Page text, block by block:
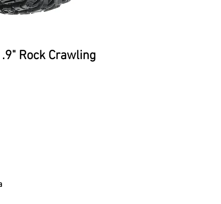
Rock Crawling